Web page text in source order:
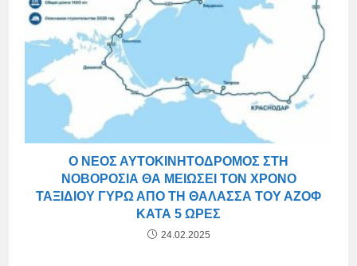
Ο ΝΈΟΣ ΑΥΤΟΚΙΝΗΤΌΔΡΟΜΟΣ ΣΤΗ
ΝΟΒΟΡΟΣΊΑ ΘΑ ΜΕΙΏΣΕΙ ΤΟΝ ΧΡΌΝΟ
ΤΑΞΙΔΙΟΎ ΓΎΡΩ ΑΠΌ ΤΗ ΘΆΛΑΣΣΑ ΤΟΥ ΑΖΌΦ
ΚΑΤΆ 5 ΏΡΕΣ
24.02.2025